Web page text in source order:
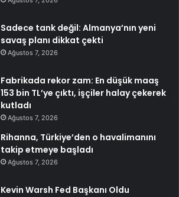
Sadece tank değil: Almanya’nın yeni
savaş planı dikkat çekti
Ağustos 7, 2026
Fabrikada rekor zam: En düşük maaş
153 bin TL’ye çıktı, işçiler halay çekerek
kutladı
Ağustos 7, 2026
Rihanna, Türkiye’den o havalimanını
takip etmeye başladı
Ağustos 7, 2026
Kevin Warsh Fed Başkanı Oldu